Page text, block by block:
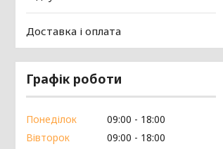
Доставка і оплата
Графік роботи
Понеділок 09:00
18:00
Вівторок
09:00
18:00